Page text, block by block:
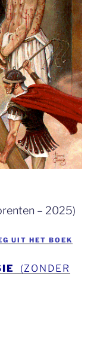
– 2025)
UIT HET BOEK
(ZONDER